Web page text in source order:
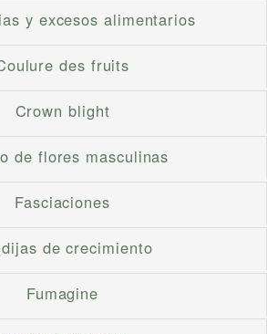
y excesos alimentarios
des fruits
Crown blight
de flores masculinas
Fasciaciones
de crecimiento
Fumagine